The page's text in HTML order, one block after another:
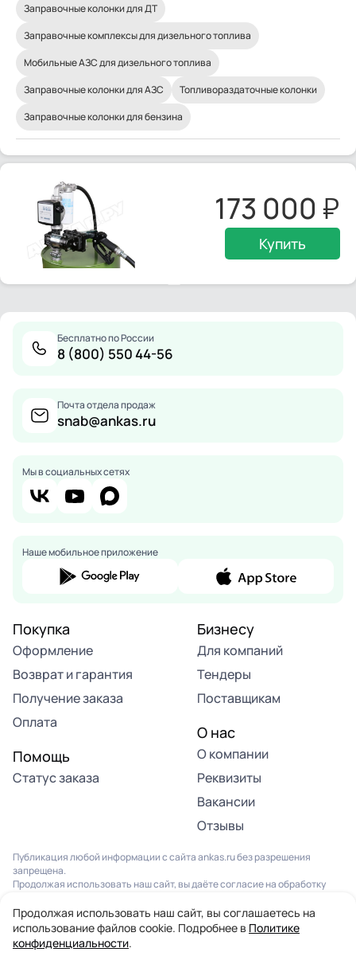
Заправочные колонки для ДТ
Заправочные комплексы для дизельного топлива
Мобильные АЗС для дизельного топлива
Заправочные колонки для АЗС
Топливораздаточные колонки
Заправочные колонки для бензина
173 000
Купить
Бесплатно по России
8 (800) 550 44-56
Почта отдела продаж
snab@ankas.ru
Мы в социальных сетях
Наше мобильное приложение
Покупка
Оформление
Возврат и гарантия
Получение заказа
Оплата
Помощь
Статус заказа
Бизнесу
Для компаний
Тендеры
Поставщикам
О нас
О компании
Реквизиты
Вакансии
Отзывы
Публикация любой информации с сайта ankas.ru без разрешения
запрещена.
Продолжая использовать наш сайт, вы даёте согласие на обработку
конфиденциальностииПользовательским соглашением.
© 2013-2026. Все права защищены. Компания “Анкас”
Продолжая использовать наш сайт, вы соглашаетесь на
использование файлов cookie. Подробнее в Политике
конфиденциальности.